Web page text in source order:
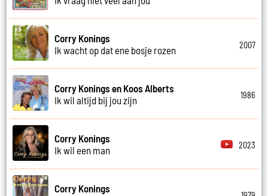
Corry Konings
Ik wacht op dat ene bosje rozen
2007
Corry Konings en Koos Alberts
Ik wil altijd bij jou zijn
1986
Corry Konings
Ik wil een man
2023
Corry Konings